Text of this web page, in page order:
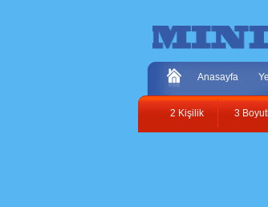
Anasayfa
2 Kişilik 3